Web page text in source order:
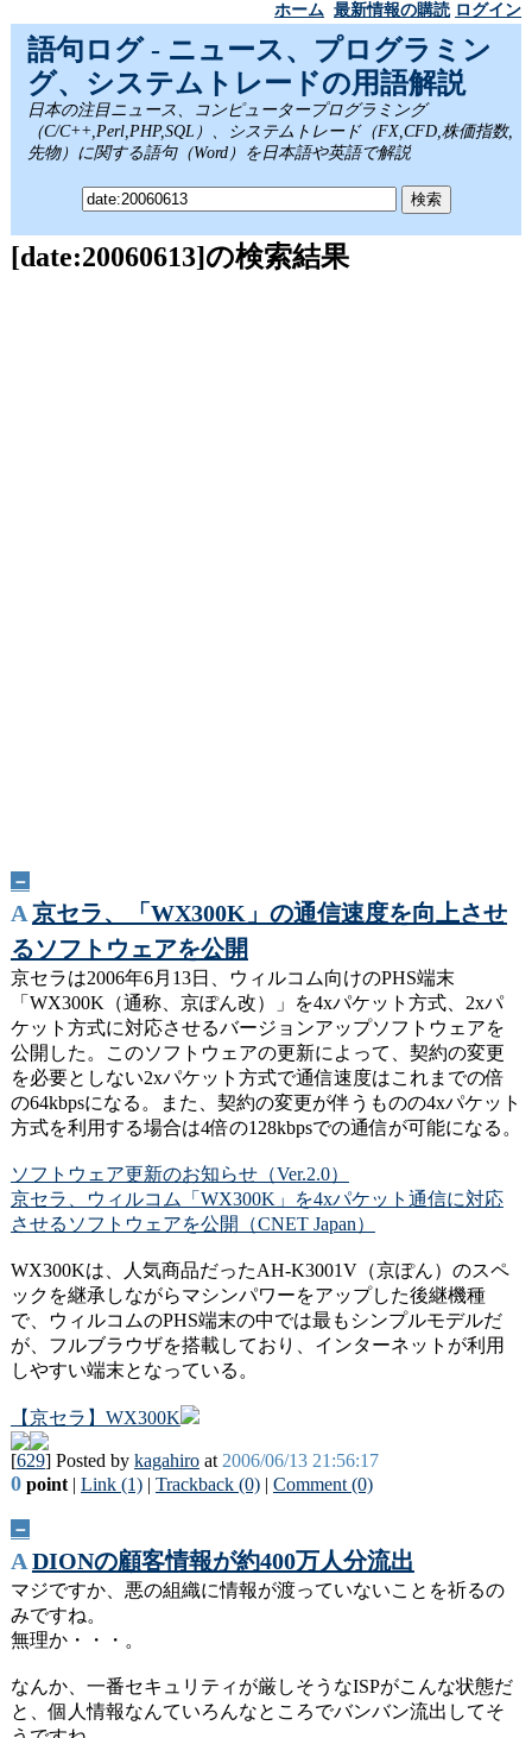
ホーム 最新情報の購読 ログイン
語句ログ - ニュース、プログラミン
グ、システムトレードの用語解説
日本の注目ニュース、コンピュータープログラミング
（C/C++,Perl,PHP,SQL）、システムトレード（FX,CFD,株価指数,
先物）に関する語句（Word）を日本語や英語で解説
[date:20060613]の検索結果
－
A 京セラ、「WX300K」の通信速度を向上させ
るソフトウェアを公開
京セラは2006年6月13日、ウィルコム向けのPHS端末
「WX300K（通称、京ぽん改）」を4xパケット方式、2xパ
ケット方式に対応させるバージョンアップソフトウェアを
公開した。このソフトウェアの更新によって、契約の変更
を必要としない2xパケット方式で通信速度はこれまでの倍
の64kbpsになる。また、契約の変更が伴うものの4xパケット
方式を利用する場合は4倍の128kbpsでの通信が可能になる。
ソフトウェア更新のお知らせ（Ver.2.0）
京セラ、ウィルコム「WX300K」を4xパケット通信に対応
させるソフトウェアを公開（CNET Japan）
WX300Kは、人気商品だったAH-K3001V（京ぽん）のスペ
ックを継承しながらマシンパワーをアップした後継機種
で、ウィルコムのPHS端末の中では最もシンプルモデルだ
が、フルブラウザを搭載しており、インターネットが利用
しやすい端末となっている。
【京セラ】WX300K
[629] Posted by kagahiroat 2006/06/13 21:56:17
0point| Link (1)| Trackback (0)| Comment (0)
－
A DIONの顧客情報が約400万人分流出
マジですか、悪の組織に情報が渡っていないことを祈るの
みですね。
無理か・・・。
なんか、一番セキュリティが厳しそうなISPがこんな状態だ
と、個人情報なんていろんなところでバンバン流出してそ